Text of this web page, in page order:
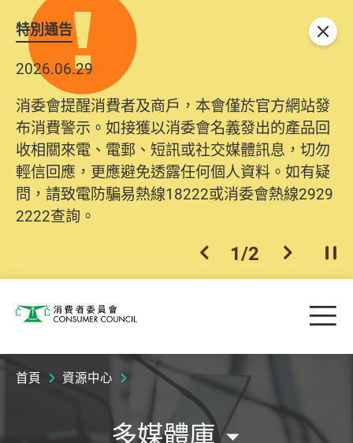
特別通告
2026.06.29
消委會提醒消費者及商戶，本會僅於官方網站發
布消費警示。如接獲以消委會名義發出的產品回
收相關來電、電郵、短訊或社交媒體訊息，切勿
輕信回應，更應避免透露任何個人資料。如有疑
問，請致電防騙易熱線18222或消委會熱線2929
2222查詢。
2025.10.31
為提升使用者體驗及網絡安全，本會的投訴處理
系統已經進行升級及推出新功能。由2025年11月
10日起，消費者需要提供基本聯絡資料（包括姓
名、電郵及電話）註冊帳戶，才可提交投訴、查
詢及建議。所有提交紀錄將清晰整合於帳戶中，
方便日後作出跟進。
上一個
2/2 下一個開
關閉
消費者委員會 目
首頁 資源中心
多媒體庫